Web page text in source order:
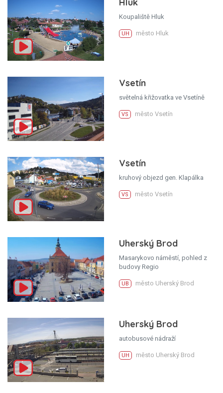
Hluk
Koupaliště Hluk
UH město Hluk
Vsetín
světelná křižovatka ve Vsetíně
VS město Vsetín
Vsetín
kruhový objezd gen. Klapálka
VS město Vsetín
Uherský Brod
Masarykovo náměstí, pohled z
budovy Regio
UB město Uherský Brod
Uherský Brod
autobusové nádraží
UH město Uherský Brod